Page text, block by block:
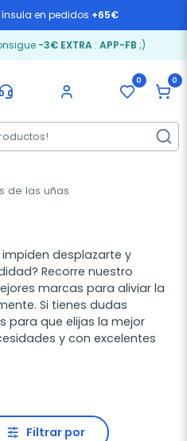
en pedidos +65€
-3€ EXTRA: APP-FB ;)
0 0
de las uñas
impiden desplazarte y
Recorre nuestro
marcas para aliviar la
Si tienes dudas
para que elijas la mejor
y con excelentes
Filtrar por